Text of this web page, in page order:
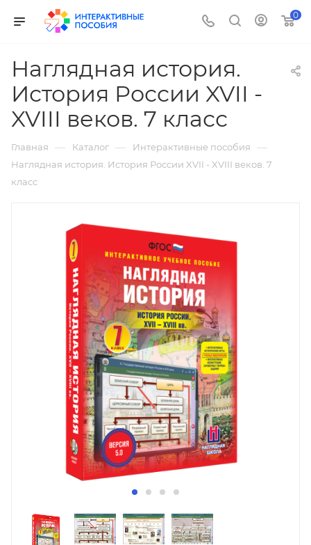
0
Наглядная история.
История России XVII -
XVIII веков. 7 класс
Главная — Каталог — Интерактивные пособия —
Наглядная история. История России XVII - XVIII веков. 7
класс